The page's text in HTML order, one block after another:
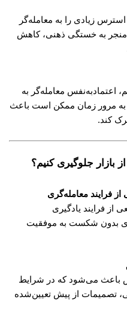
زیادی را به معامله‌گر
به خستگی ذهنی، کاهش
معامله‌گر به
مرور زمان ممکن است باعث
کند.
بازار جلوگیری کنیم؟
فرایند یادگیری
بدون شکست به موفقیت
باعث می‌شود که در شرایط
تصمیمات از پیش تعیین‌شده